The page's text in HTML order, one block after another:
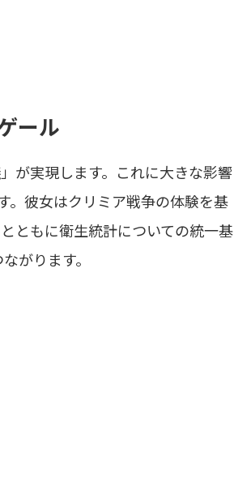
ール
が実現します。これに大きな影響
。彼女はクリミア戦争の体験を基
ともに衛生統計についての統一基
がります。